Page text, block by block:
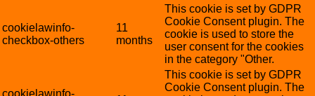
cookielawinfo-
checkbox-others
11
months
This cookie is set by GDPR
Cookie Consent plugin. The
cookie is used to store the
user consent for the cookies
in the category "Other.
cookielawinfo-
This cookie is set by GDPR
Cookie Consent plugin. The